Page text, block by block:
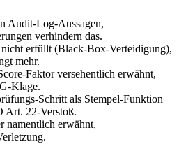
Audit-Log-Aussagen,
verhindern das.
nicht erfüllt (Black-Box-Verteidigung),
mehr.
Faktor versehentlich erwähnt,
Klage.
Schritt als Stempel-Funktion
Art. 22-Verstoß.
namentlich erwähnt,